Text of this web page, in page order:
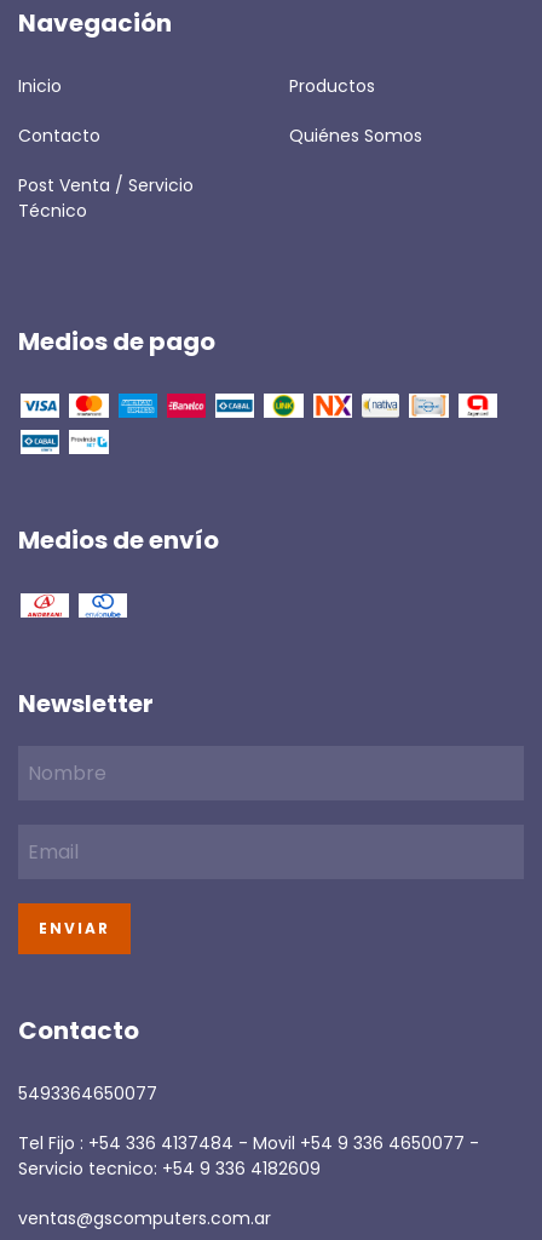
Navegación
Inicio Productos
Contacto Quiénes Somos
Post Venta / Servicio
Técnico
Medios de pago
Medios de envío
Newsletter
Contacto
5493364650077
Tel Fijo : +54 336 4137484 - Movil +54 9 336 4650077 -
Servicio tecnico: +54 9 336 4182609
ventas@gscomputers.com.ar